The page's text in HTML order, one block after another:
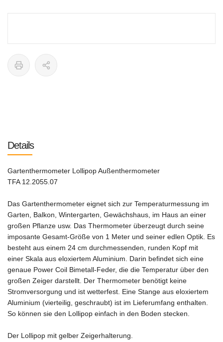
Details
Gartenthermometer Lollipop Außenthermometer
TFA 12.2055.07
Das Gartenthermometer eignet sich zur Temperaturmessung im
Garten, Balkon, Wintergarten, Gewächshaus, im Haus an einer
großen Pflanze usw. Das Thermometer überzeugt durch seine
imposante Gesamt-Größe von 1 Meter und seiner edlen Optik. Es
besteht aus einem 24 cm durchmessenden, runden Kopf mit
einer Skala aus eloxiertem Aluminium. Darin befindet sich eine
genaue Power Coil Bimetall-Feder, die die Temperatur über den
großen Zeiger darstellt. Der Thermometer benötigt keine
Stromversorgung und ist wetterfest. Eine Stange aus eloxiertem
Aluminium (vierteilig, geschraubt) ist im Lieferumfang enthalten.
So können sie den Lollipop einfach in den Boden stecken.
Der Lollipop mit gelber Zeigerhalterung.